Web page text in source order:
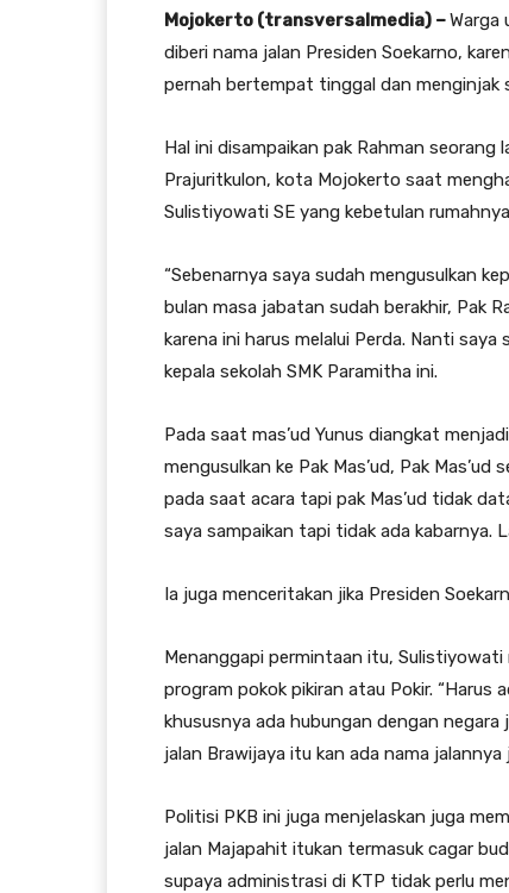
Mojokerto (transversalmedia) –Warga
diberi nama jalan Presiden Soekarno,
pernah bertempat tinggal dan menginjak
Hal ini disampaikan pak Rahman seorang
Prajuritkulon, kota Mojokerto saat
Sulistiyowati SE yang kebetulan
“Sebenarnya saya sudah mengusulkan
bulan masa jabatan sudah berakhir, Pak
karena ini harus melalui Perda. Nanti saya
kepala sekolah SMK Paramitha ini.
Pada saat mas’ud Yunus diangkat
mengusulkan ke Pak Mas’ud, Pak
pada saat acara tapi pak Mas’ud tidak
saya sampaikan tapi tidak ada kabarnya.
Ia juga menceritakan jika Presiden
Menanggapi permintaan itu,
program pokok pikiran atau Pokir. “Harus
khususnya ada hubungan dengan
jalan Brawijaya itu kan ada nama jalannya
Politisi PKB ini juga menjelaskan juga
jalan Majapahit itukan termasuk cagar
supaya administrasi di KTP tidak perlu